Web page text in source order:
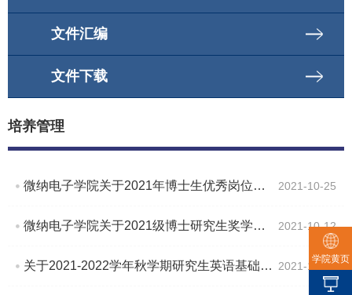
文件汇编
文件下载
培养管理
微纳电子学院关于2021年博士生优秀岗位助学金评选工作的通知 2021-10-25
微纳电子学院关于2021级博士研究生奖学金获得者名单的公示 2021-10-12
关于2021-2022学年秋学期研究生英语基础技能课程考试（机考）网上报名的通知 2021-10-09
学院黄页